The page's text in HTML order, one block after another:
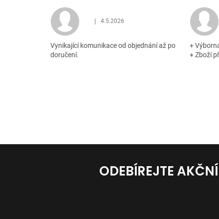
Hodnocení obchodu je 5 z 5 hvězdiček.
| 4.5.2026
Vynikající komunikace od objednání až po
doručení.
+
+ Zboží
ODEBÍREJTE